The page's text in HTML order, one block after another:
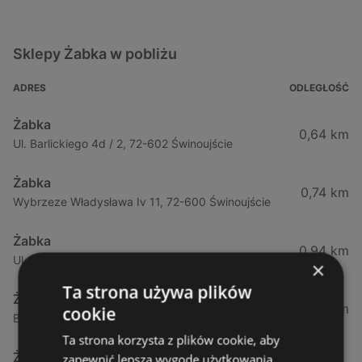
Sklepy Żabka w pobliżu
ADRES ODLEGŁOŚĆ
Żabka
Ul. Barlickiego 4d / 2, 72-602 Świnoujście
0,64 km
Żabka
Wybrzeze Władysława Iv 11, 72-600 Świnoujście
0,74 km
Żabka
Ul. Bohaterów Września 49, 72-600 Świnoujście
0,94 km
Żabka
Bohaterów Września 52, 72-600 Świnoujście
1,02 km
Żabka
×
Ta strona używa plików
cookie
Ta strona korzysta z plików cookie, aby